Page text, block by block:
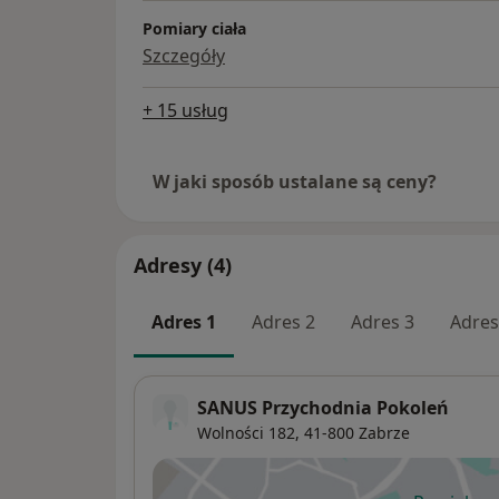
Pomiary ciała
Szczegóły
+ 15 usług
W jaki sposób ustalane są ceny?
Adresy (4)
Adres 1 Adres 2 Adres 3
SANUS Przychodnia Pokoleń
Wolności 182, 41-800 Zabrze